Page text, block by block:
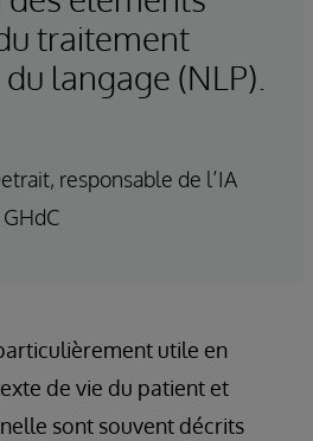
traitement
langage (NLP).
responsable de l’IA
utile en
de vie du patient et
sont souvent décrits